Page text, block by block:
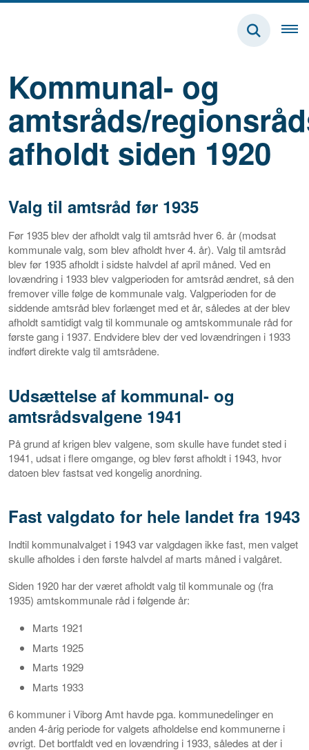
Kommunal- og
amtsråds/
afholdt siden 1920
Valg til amtsråd før 1935
Før 1935 blev der afholdt valg til amtsråd hver 6. år (modsat
kommunale valg, som blev afholdt hver 4. år). Valg til amtsråd
blev før 1935 afholdt i sidste halvdel af april måned. Ved en
lovændring i 1933 blev valgperioden for amtsråd ændret, så den
fremover ville følge de kommunale valg. Valgperioden for de
siddende amtsråd blev forlænget med et år, således at der blev
afholdt samtidigt valg til kommunale og amtskommunale råd for
første gang i 1937. Endvidere blev der ved lovændringen i 1933
indført direkte valg til amtsrådene.
Udsættelse af kommunal- og
amtsrådsvalgene 1941
På grund af krigen blev valgene, som skulle have fundet sted i
1941, udsat i flere omgange, og blev først afholdt i 1943, hvor
datoen blev fastsat ved kongelig anordning.
Fast valgdato for hele landet fra 1943
Indtil kommunalvalget i 1943 var valgdagen ikke fast, men valget
skulle afholdes i den første halvdel af marts måned i valgåret.
Siden 1920 har der været afholdt valg til kommunale og (fra
1935) amtskommunale råd i følgende år:
Marts 1921
Marts 1925
Marts 1929
Marts 1933
6 kommuner i Viborg Amt havde pga. kommunedelinger en
anden 4-årig periode for valgets afholdelse end kommunerne i
øvrigt. Det bortfaldt ved en lovændring i 1933, således at der i